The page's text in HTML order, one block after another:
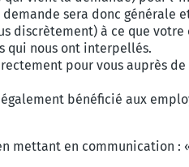
sera donc générale
discrètement) à ce que
qui nous ont interpellés.
pour vous auprès
bénéficié aux
mettant en communication :